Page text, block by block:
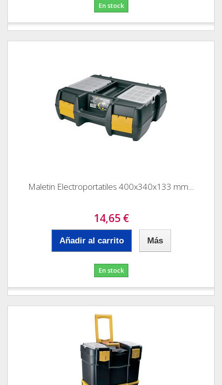
En stock
Maletin Electroportatiles 400x340x133 mm....
14,65 €
Añadir al carrito Más
En stock